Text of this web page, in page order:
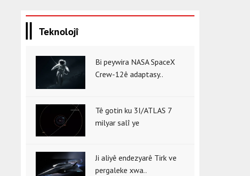
Teknolojî
Bi peywira NASA SpaceX
Crew-12ê adaptasy..
Tê gotin ku 3I/ATLAS 7
milyar salî ye
Ji aliyê endezyarê Tirk ve
pergaleke xwa..